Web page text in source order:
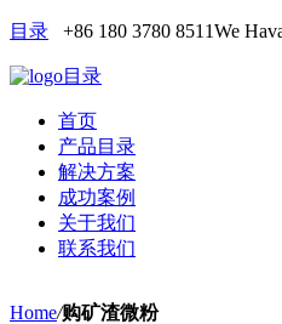
目录 +86 180 3780 8511We
目录
首页
产品目录
解决方案
成功案例
关于我们
联系我们
Home/购矿渣微粉